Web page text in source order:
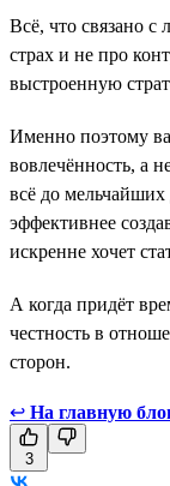
Всё, что связано
страх и не про
выстроенную
Именно поэтому
вовлечённость, а
всё до мельчайших
эффективнее
искренне хочет
А когда придёт
честность в
сторон.
↩ На главную
3